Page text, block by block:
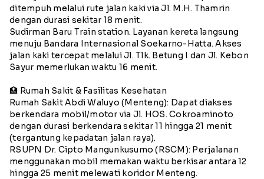
ditempuh melalui rute jalan kaki via Jl. M.H. Thamrin
dengan durasi sekitar 18 menit.
Sudirman Baru Train station. Layanan kereta langsung
menuju Bandara Internasional Soekarno-Hatta. Akses
jalan kaki tercepat melalui Jl. Tlk. Betung I dan Jl. Kebon
Sayur memerlukan waktu 16 menit.
🏥 Rumah Sakit & Fasilitas Kesehatan
Rumah Sakit Abdi Waluyo (Menteng): Dapat diakses
berkendara mobil/motor via Jl. HOS. Cokroaminoto
dengan durasi berkendara sekitar 11 hingga 21 menit
(tergantung kepadatan jalan raya).
RSUPN Dr. Cipto Mangunkusumo (RSCM): Perjalanan
menggunakan mobil memakan waktu berkisar antara 12
hingga 25 menit melewati koridor Menteng.